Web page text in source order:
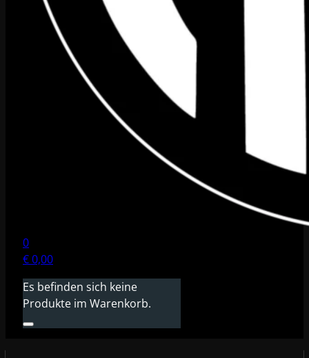
0
€0,00
Es befinden sich keine
Produkte im Warenkorb.